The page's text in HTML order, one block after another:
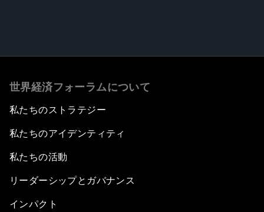
世界経済フォーラムについて
私たちのストラテジー
私たちのアイデンティティ
私たちの活動
リーダーシップとガバナンス
インパクト